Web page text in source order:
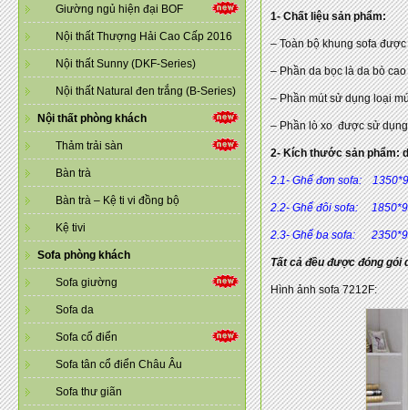
Giường ngủ hiện đại BOF
Nội thất Thượng Hải Cao Cấp 2016
Nội thất Sunny (DKF-Series)
Nội thất Natural đen trắng (B-Series)
Nội thất phòng khách
Thảm trải sàn
Bàn trà
Bàn trà – Kệ ti vi đồng bộ
Kệ tivi
Sofa phòng khách
Sofa giường
Sofa da
Sofa cổ điển
Sofa tân cổ điển Châu Âu
Sofa thư giãn
1- Chất liệu sản phẩm:
– Toàn bộ khung sofa
– Phần da bọc là da bò
– Phần mút sử dụng loại
– Phần lò xo được sử
2- Kích thước sản phẩm:
2.1- Ghế đơn sofa:
2.2- Ghế đôi sofa:
2.3- Ghế ba sofa:
Tất cả đều được đóng gói
Hình ảnh sofa 7212F: